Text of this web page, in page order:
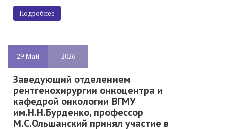
Подробнее
29Май 2026
Заведующий отделением
рентгенохирургии онкоцентра и
кафедрой онкологии ВГМУ
им.Н.Н.Бурденко, профессор
М.С.Ольшанский принял участие в